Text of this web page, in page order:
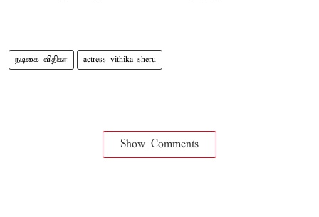
நடிகை விதிகா actress vithika sheru
Show Comments